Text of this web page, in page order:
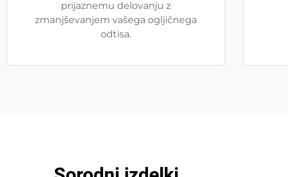
prijaznemu delovanju z
zmanjševanjem vašega ogljičnega
odtisa.